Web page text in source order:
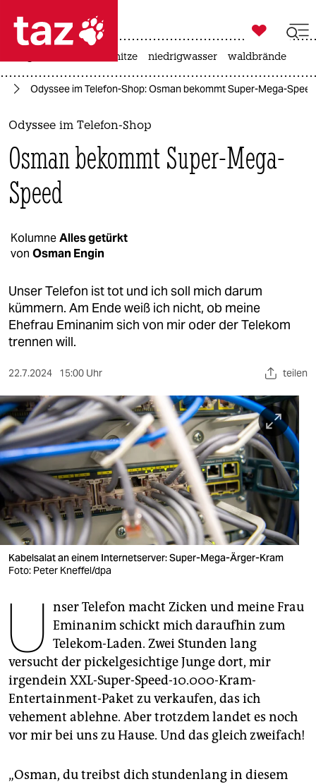
 taz zahl ich
taz zahl ich
themen
politik
öko
kultur
sport
berlin
nord
wahrheit
verlag
verlag
veranstaltungen
shop
fragen & hilfe
unterstützen
genossenschaft
epaper login

taz zahl ich
hitze niedrigwasser waldbrände
Odyssee im Telefon-Shop: Osman bekommt Super-Mega-Speed
Odyssee im Telefon-Shop
Osman bekommt Super-Mega-
Speed
KolumneAlles getürkt
von Osman Engin
Unser Telefon ist tot und ich soll mich darum
kümmern. Am Ende weiß ich nicht, ob meine
Ehefrau Eminanim sich von mir oder der Telekom
trennen will.
22.7.2024 15:00 Uhr teilen
Kabelsalat an einem Internetserver: Super-Mega-Ärger-Kram
Foto: Peter Kneffel/dpa
U nser Telefon macht Zicken und meine Frau
Eminanim schickt mich daraufhin zum
Telekom-Laden. Zwei Stunden lang
versucht der pickelgesichtige Junge dort, mir
irgendein XXL-Super-Speed-10.000-Kram-
Entertainment-Paket zu verkaufen, das ich
vehement ablehne. Aber trotzdem landet es noch
vor mir bei uns zu Hause. Und das gleich zweifach!
„Osman, du treibst dich stundenlang in diesem